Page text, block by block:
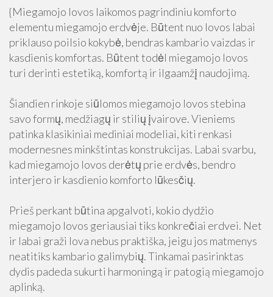
{Miegamojo lovos laikomos pagrindiniu komforto
elementu miegamojo erdvėje. Būtent nuo lovos labai
priklauso poilsio kokybė, bendras kambario vaizdas ir
kasdienis komfortas. Būtent todėl miegamojo lovos
turi derinti estetiką, komfortą ir ilgaamžį naudojimą.
Šiandien rinkoje siūlomos miegamojo lovos stebina
savo formų, medžiagų ir stilių įvairove. Vieniems
patinka klasikiniai mediniai modeliai, kiti renkasi
modernesnes minkštintas konstrukcijas. Labai svarbu,
kad miegamojo lovos derėtų prie erdvės, bendro
interjero ir kasdienio komforto lūkesčių.
Prieš perkant būtina apgalvoti, kokio dydžio
miegamojo lovos geriausiai tiks konkrečiai erdvei. Net
ir labai graži lova nebus praktiška, jeigu jos matmenys
neatitiks kambario galimybių. Tinkamai pasirinktas
dydis padeda sukurti harmoningą ir patogią miegamojo
aplinką.